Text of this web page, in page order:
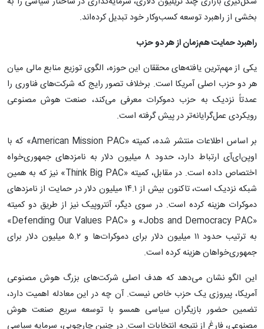
بخشی از راهبرد توسعه کسب‌وکار خود تبدیل کرده‌اند.
راهبرد حمایت هم‌زمان از هر دو حزب
یکی از مهم‌ترین یافته‌های محققان این حوزه، الگوی توزیع منابع مالی میان
هر دو حزب اصلی آمریکا است. برخلاف تصور رایج که شرکت‌های فناوری را
عمدتاً نزدیک به حزب دموکرات معرفی می‌کند، صنعت هوش مصنوعی
رویکردی عمل‌گرایانه‌تر در پیش گرفته است.
بر اساس اطلاعات منتشر شده، کمیته «American Mission PAC» که با
اوپن‌ای‌آی ارتباط دارد، حدود ۸ میلیون دلار به نامزدهای جمهوری‌خواه
اختصاص داده است. در مقابل، کمیته «Think Big PAC» نیز که به همین
شبکه نزدیک است، تاکنون بیش از ۱۴.۱ میلیون دلار در حمایت از نامزدهای
دموکرات هزینه کرده است. در سوی دیگر، آنتروپیک نیز از طریق دو کمیته
«Jobs and Democracy PAC» و «Defending Our Values PAC»
به ترتیب حدود ۱۱ میلیون دلار برای دموکرات‌ها و ۵.۲ میلیون دلار برای
جمهوری‌خواهان هزینه کرده است.
این الگو نشان می‌دهد که هدف اصلی شرکت‌های بزرگ هوش مصنوعی
آمریکا، پیروزی یک حزب خاص نیست. آن چه در این معادله اهمیت دارد،
تضمین حضور بازیگران سیاسی همسو با توسعه سریع صنعت هوش
مصنوعی، فارغ از نتیجه انتخابات است. در چنین چارچوبی، سرمایه سیاسی